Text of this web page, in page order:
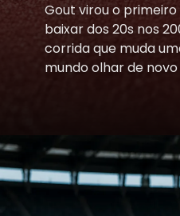
Gout virou o
baixar dos 20s nos
corrida que muda
mundo olhar de